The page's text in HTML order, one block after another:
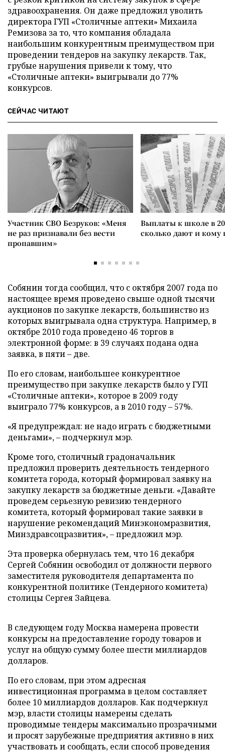
здравоохранения. Он даже предложил уволить
директора ГУП «Столичные аптеки» Михаила
Ремизова за то, что компания обладала
наибольшим конкурентным преимуществом при
проведении тендеров на закупку лекарств. Так,
грубые нарушения привели к тому, что
«Столичные аптеки» выигрывали до 77%
конкурсов.
СЕЙЧАС ЧИТАЮТ
Участник СВО Безруков: «Меня
не раз признавали без вести
пропавшим»
Выплаты к школе в
сколько дают и
Собянин тогда сообщил, что с октября 2007 года по
настоящее время проведено свыше одной тысячи
аукционов по закупке лекарств, большинство из
которых выигрывала одна структура. Например, в
октябре 2010 года проведено 46 торгов в
электронной форме: в 39 случаях подана одна
заявка, в пяти – две.
По его словам, наибольшее конкурентное
преимущество при закупке лекарств было у ГУП
«Столичные аптеки», которое в 2009 году
выиграло 77% конкурсов, а в 2010 году – 57%.
«Я предупреждал: не надо играть с бюджетными
деньгами», – подчеркнул мэр.
Кроме того, столичный градоначальник
предложил проверить деятельность тендерного
комитета города, который формировал заявку на
закупку лекарств за бюджетные деньги. «Давайте
проведем серьезную ревизию тендерного
комитета, который формировал такие заявки в
нарушение рекомендаций Минэкономразвития,
Минздравсоцразвития», – предложил мэр.
Эта проверка обернулась тем, что 16 декабря
Сергей Собянин освободил от должности первого
заместителя руководителя департамента по
конкурентной политике (Тендерного комитета)
столицы Сергея Зайцева.
В следующем году Москва намерена провести
конкурсы на предоставление городу товаров и
услуг на общую сумму более шести миллиардов
долларов.
По его словам, при этом адресная
инвестиционная программа в целом составляет
более 10 миллиардов долларов. Как подчеркнул
мэр, власти столицы намерены сделать
проводимые тендеры максимально прозрачными
и просят зарубежные предприятия активно в них
участвовать и сообщать, если способ проведения